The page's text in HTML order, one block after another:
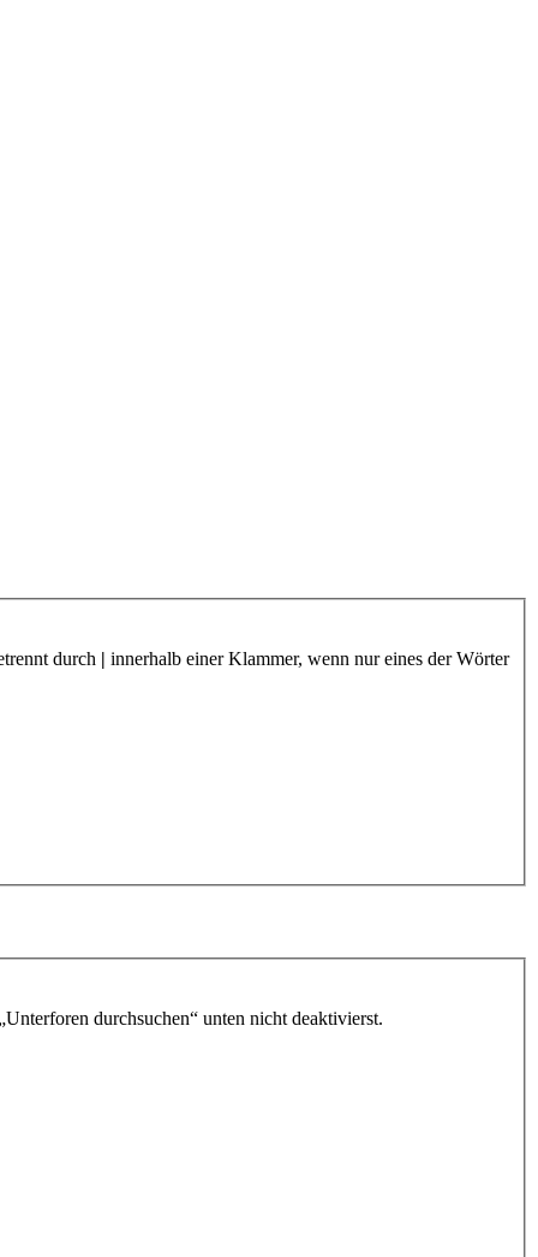
durch | innerhalb einer Klammer, wenn nur eines der Wörter
durchsuchen“ unten nicht deaktivierst.